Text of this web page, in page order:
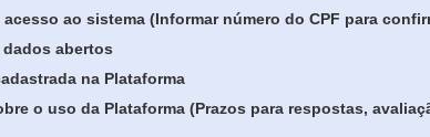
ao sistema (Informar número do CPF para
abertos
na Plataforma
o uso da Plataforma (Prazos para respostas,